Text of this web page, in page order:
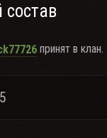
принят в клан.